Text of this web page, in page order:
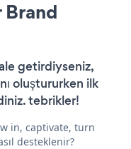
Brand
getirdiyseniz,
oluştururken ilk
tebrikler!
in, captivate, turn
desteklenir?